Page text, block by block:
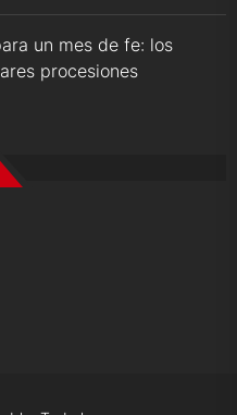
un mes de fe: los
procesiones